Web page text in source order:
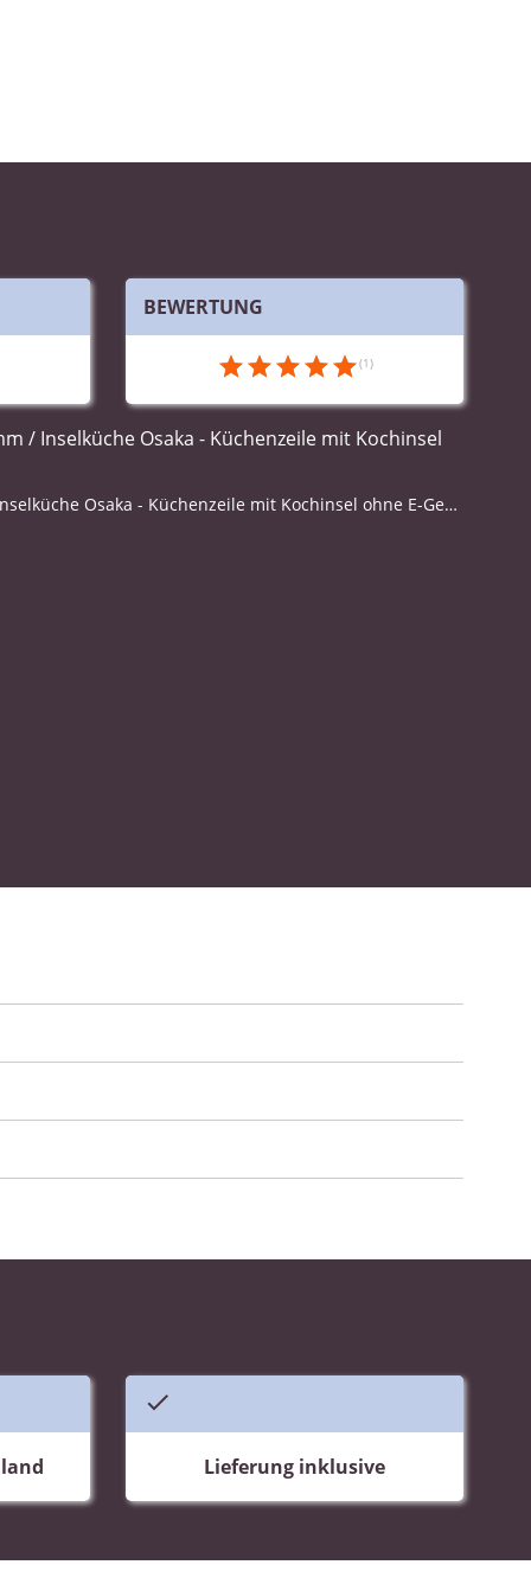
BEWERTUNG
Wandansicht & Maße in mm / Inselküche Osaka - Küchenzeile mit Kochinsel ohne E-Geräte / Bild 1
Lieferung inklusive